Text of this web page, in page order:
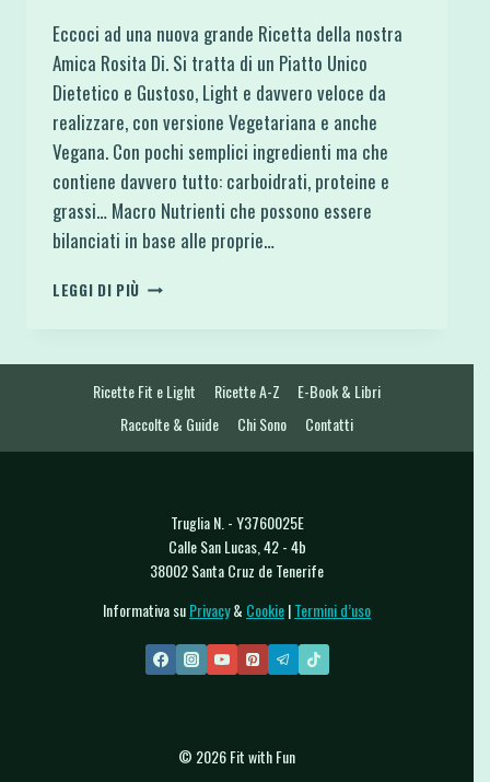
Eccoci ad una nuova grande Ricetta della nostra
Amica Rosita Di. Si tratta di un Piatto Unico
Dietetico e Gustoso, Light e davvero veloce da
realizzare, con versione Vegetariana e anche
Vegana. Con pochi semplici ingredienti ma che
contiene davvero tutto: carboidrati, proteine e
grassi… Macro Nutrienti che possono essere
bilanciati in base alle proprie…
LEGGI DI PIÙ LASAGNE
PANE
CARASAU
VERDURE
Ricette Fit e Light Ricette A-Z
E-Book & Libri
Raccolte & Guide
Chi Sono Contatti
Truglia N. - Y3760025E
Calle San Lucas, 42 - 4b
38002 Santa Cruz de Tenerife
Informativa suPrivacy& Cookie|Termini d’uso
© 2026 Fit with Fun